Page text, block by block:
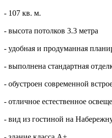
- 107 кв. м.
- высота потолков 3.3 метра
- удобная и продуманная
- выполнена стандартная
- обустроен современной
- отличное естественное
- вид из гостиной на